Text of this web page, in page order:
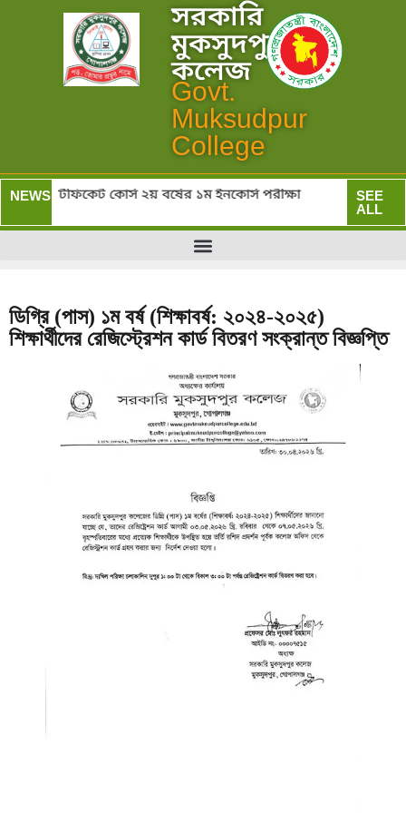
সরকারি
মুকসুদপুর
কলেজ
Govt.
Muksudpur
College
NEWS:
ও সার্টিফিকেট কোর্স ২য় বর্ষের ১ম ইনকোর্স পরীক্ষা
SEE
ALL
ডিগ্রি (পাস) ১ম বর্ষ (শিক্ষাবর্ষ: ২০২৪-২০২৫)
শিক্ষার্থীদের রেজিস্ট্রেশন কার্ড বিতরণ সংক্রান্ত বিজ্ঞপ্তি